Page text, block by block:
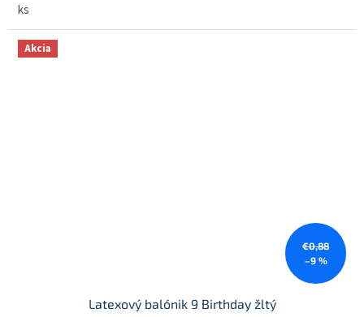
ks
Akcia
€0,88
–9 %
Latexový balónik 9 Birthday žltý